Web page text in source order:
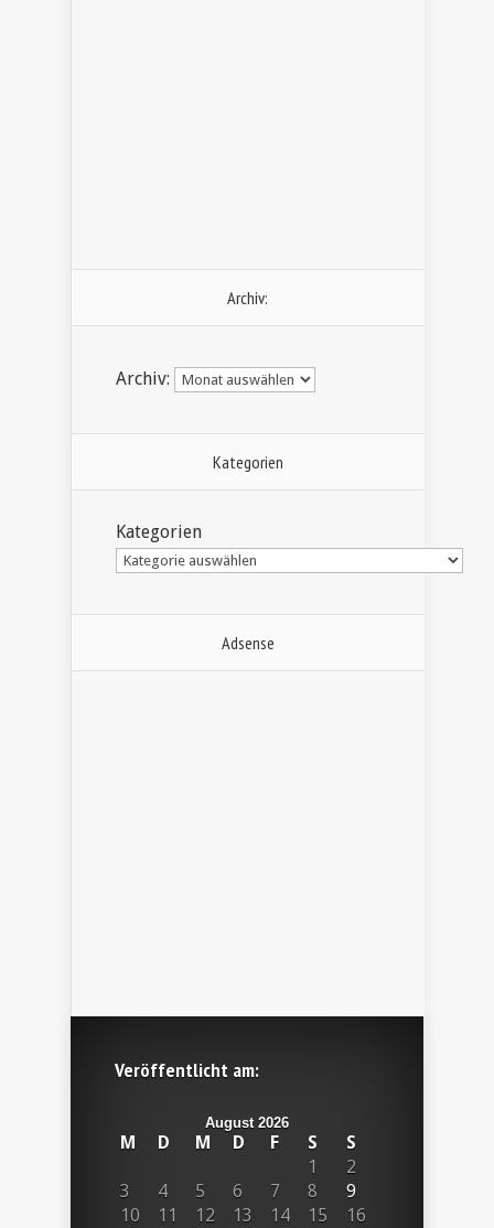
Archiv:
Archiv:
Kategorien
Kategorien
Adsense
Veröffentlicht am:
August 2026
M D M D F S S
1
2
3
4 5 6 7 8
9
10
11 12 13 14 15
16